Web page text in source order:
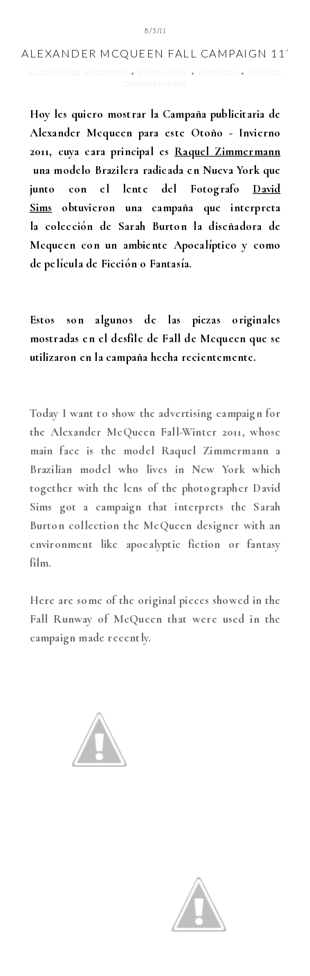
8/3/11
ALEXANDER MCQUEEN FALL CAMPAIGN 11´
ALEXANDER MCQUEEN + DAVID SIMS + FASHION +
RAQUEL
ZIMMERMANN
Hoy les quiero mostrar la Campaña publicitaria de
Alexander Mcqueen para este Otoño - Invierno
2011, cuya cara principal es Raquel Zimmermann
una modelo Brazilera radicada en Nueva York que
junto con el lente del Fotografo David
Sims obtuvieron una campaña que interpreta
la colección de Sarah Burton la diseñadora de
Mcqueen con un ambiente Apocalíptico y como
de película de Ficción o Fantasía.
Estos son algunos de las piezas originales
mostradas en el desfile de Fall de Mcqueen que se
utilizaron en la campaña hecha recientemente.
Today I want to show the advertising campaign for
the Alexander McQueen Fall-Winter 2011, whose
main face is the model Raquel Zimmermann a
Brazilian model who lives in New York which
together with the lens of the photographer David
Sims got a campaign that interprets the Sarah
Burton collection the McQueen designer with an
environment like apocalyptic fiction or fantasy
film.
Here are some of the original pieces showed in the
Fall Runway of McQueen that were used in the
campaign made ​​recently.